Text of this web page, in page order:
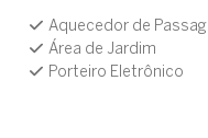
Aquecedor de Passagem
Área de Jardim
Porteiro Eletrônico